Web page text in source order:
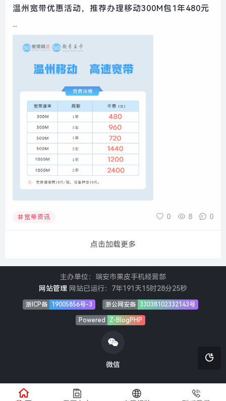
温州宽带优惠活动，推荐办理移动300M包1年480元
...
宽带资讯 0 8 0
点击加载更多
主办单位：瑞安市果皮手机经营部
网站管理网站已运行： 7年191天15时28分25秒
浙ICP备 19005856号-3 浙公网安备 33038102332143号
Powered Z-BlogPHP
微信